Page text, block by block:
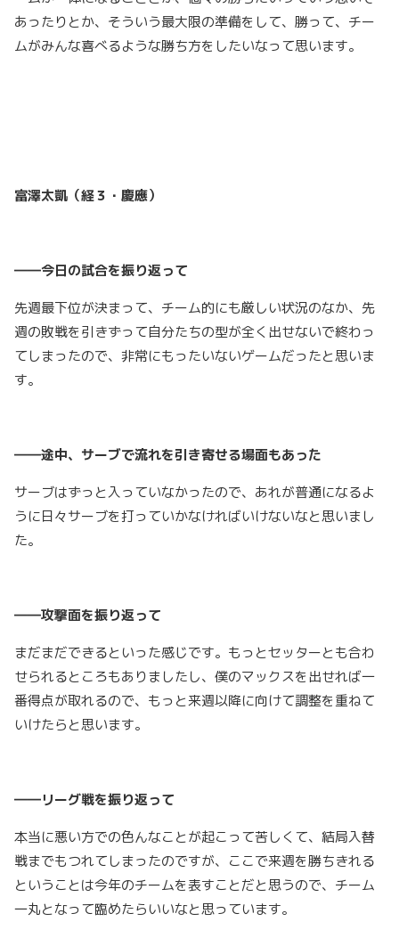
あったりとか、そういう最大限の準備をして、勝って、チー
ムがみんな喜べるような勝ち方をしたいなって思います。
富澤太凱（経３・慶應）
――今日の試合を振り返って
先週最下位が決まって、チーム的にも厳しい状況のなか、先
週の敗戦を引きずって自分たちの型が全く出せないで終わっ
てしまったので、非常にもったいないゲームだったと思いま
す。
――途中、サーブで流れを引き寄せる場面もあった
サーブはずっと入っていなかったので、あれが普通になるよ
うに日々サーブを打っていかなければいけないなと思いまし
た。
――攻撃面を振り返って
まだまだできるといった感じです。もっとセッターとも合わ
せられるところもありましたし、僕のマックスを出せれば一
番得点が取れるので、もっと来週以降に向けて調整を重ねて
いけたらと思います。
――リーグ戦を振り返って
本当に悪い方での色んなことが起こって苦しくて、結局入替
戦までもつれてしまったのですが、ここで来週を勝ちきれる
ということは今年のチームを表すことだと思うので、チーム
一丸となって臨めたらいいなと思っています。